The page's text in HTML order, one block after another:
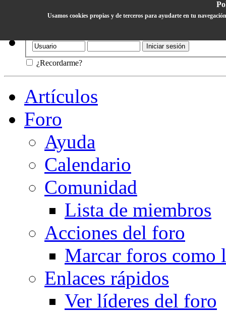
¿Recordarme?
Usamos cookies propias y de terceros para ayudarte en tu
Artículos
Foro
Ayuda
Calendario
Comunidad
Lista de miembros
Acciones del foro
Marcar foros como
Enlaces rápidos
Ver líderes del foro